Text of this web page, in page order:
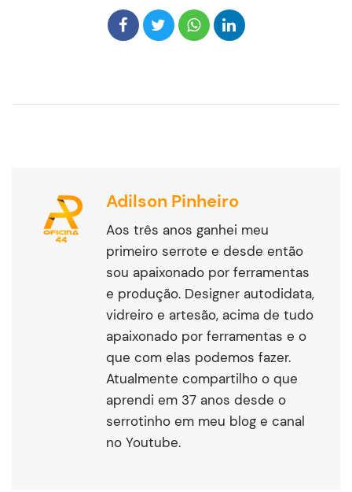
Adilson Pinheiro
Aos três anos ganhei meu
primeiro serrote e desde então
sou apaixonado por ferramentas
e produção. Designer autodidata,
vidreiro e artesão, acima de tudo
apaixonado por ferramentas e o
que com elas podemos fazer.
Atualmente compartilho o que
aprendi em 37 anos desde o
serrotinho em meu blog e canal
no Youtube.